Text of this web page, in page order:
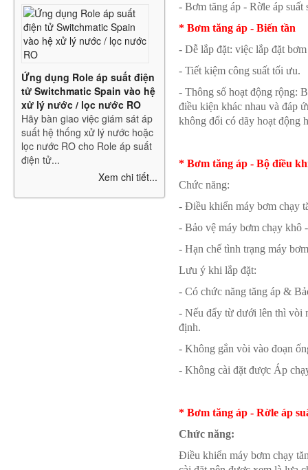
Ứng dụng Role áp suất điện
tử Switchmatic Spain vào hệ
xử lý nước / lọc nước RO
Hãy bàn giao việc giám sát áp
suất hệ thống xử lý nước hoặc
lọc nước RO cho Role áp suất
điện tử...
Xem chi tiết...
- Bơm tăng áp - Rờle áp
* Bơm tăng áp - Biến tần
- Dễ lắp đặt: việc lắp đặt
- Tiết kiệm công suất tối ưu.
- Thông số hoạt động rộng:
điều kiện khác nhau và đáp
không đổi có dãy hoạt động
* Bơm tăng áp - Bộ điều
Chức năng:
- Điều khiển máy bơm chạy
- Bảo vệ máy bơm chạy khô
- Hạn chế tình trạng máy
Lưu ý khi lắp đặt:
- Có chức năng tăng áp &
- Nếu đẩy từ dưới lên thì vòi
định.
- Không gắn vòi vào đoạn
- Không cài đặt được Áp
* Bơm tăng áp - Rờle áp
Chức năng:
Điều khiển máy bơm chạy